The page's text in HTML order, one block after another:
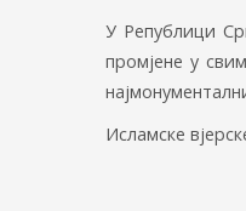
У Републици
промјене у
Исламске